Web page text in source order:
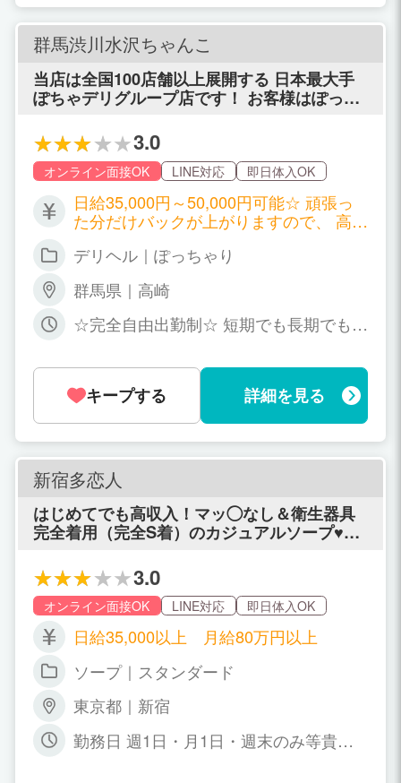
群馬渋川水沢ちゃんこ
当店は全国100店舗以上展開する 日本最大手
ぽちゃデリグループ店です！ お客様はぽっち
して働ける！ つまり、ぽっちゃり《だから》
稼げる店なんです！
3.0
オンライン面接OK LINE対応 即日体入OK
日給35,000円～50,000円可能☆ 頑張っ
た分だけバックが上がりますので、 高級
ん、本指名料やオプション料はフルバッ
デリヘル｜ぽっちゃり
群馬県｜高崎
☆完全自由出勤制☆ 短期でも長期でも大
K！ 水商売や風俗他店との掛け持ちもO
Kです！ ライフスタイルに合った無理の
ない環境で、 プライベートとしっかり両
立できます♪
キープする 詳細を見る
新宿多恋人
はじめてでも高収入！マッ◯なし＆衛生器具
完全着用（完全S着）のカジュアルソープ♥短
遇あり！駅徒歩すぐの好立地で誰にもバレず
に稼ぎませんか？応募の秘密厳守！
3.0
オンライン面接OK LINE対応 即日体入OK
日給35,000以上 月給80万円以上
ソープ｜スタンダード
東京都｜新宿
勤務日 週1日・月1日・週末のみ等貴女